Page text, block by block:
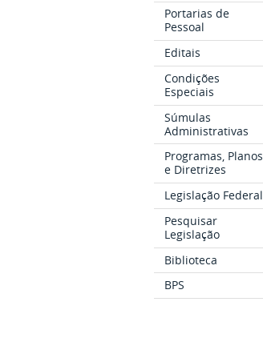
Portarias de
Pessoal
Editais
Condições
Especiais
Súmulas
Administrativas
Programas, Planos
e Diretrizes
Legislação Federal
Pesquisar
Legislação
Biblioteca
BPS